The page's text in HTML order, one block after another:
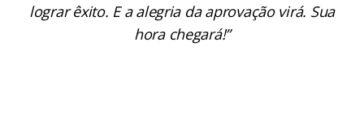
lograr êxito. E a alegria da aprovação virá. Sua
hora chegará!”